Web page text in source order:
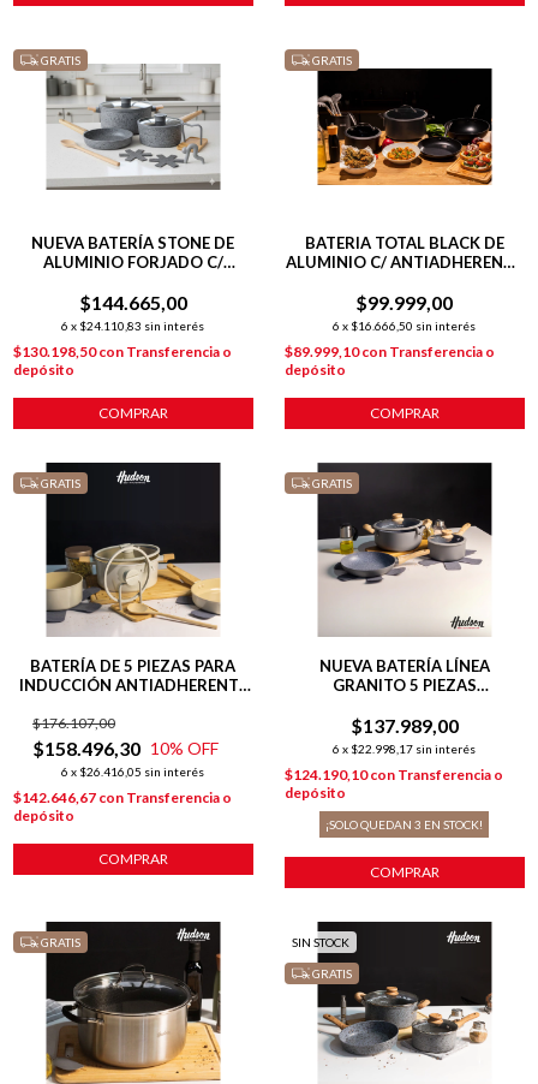
GRATIS
NUEVA BATERÍA STONE DE
ALUMINIO FORJADO C/
+ COCINERITO
$144.665,00
6 x $24.110,83 sin interés
$130.198,50con Transferencia o
depósito
COMPRAR
GRATIS
BATERIA TOTAL BLACK DE
ALUMINIO C/ ANTIADHERENTE
$99.999,00
6 x $16.666,50 sin interés
$89.999,10con Transferencia o
depósito
COMPRAR
GRATIS
BATERÍA DE 5 PIEZAS PARA
INDUCCIÓN ANTIADHERENTE
$158.496,30
$176.107,00
10% OFF
6 x $26.416,05 sin interés
$142.646,67 con Transferencia o
depósito
COMPRAR
GRATIS
NUEVA BATERÍA LÍNEA
GRANITO 5 PIEZAS
$137.989,00
6 x $22.998,17 sin interés
$124.190,10con Transferencia o
depósito
¡SOLO QUEDAN3 EN STOCK!
COMPRAR
GRATIS SIN STOCK
GRATIS